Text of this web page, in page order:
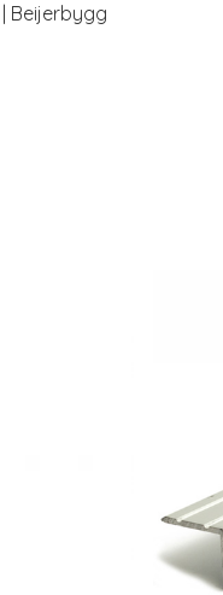
| Beijerbygg